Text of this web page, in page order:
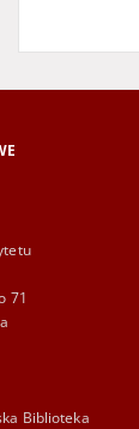
71
Biblioteka